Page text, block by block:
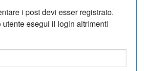
i post devi esser registrato.
esegui il login altrimenti